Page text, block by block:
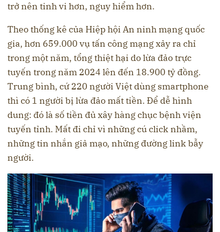
trở nên tinh vi hơn, nguy hiểm hơn.
Theo thống kê của Hiệp hội An ninh mạng quốc
gia, hơn 659.000 vụ tấn công mạng xảy ra chỉ
trong một năm, tổng thiệt hại do lừa đảo trực
tuyến trong năm 2024 lên đến 18.900 tỷ đồng.
Trung bình, cứ 220 người Việt dùng smartphone
thì có 1 người bị lừa đảo mất tiền. Để dễ hình
dung: đó là số tiền đủ xây hàng chục bệnh viện
tuyến tỉnh. Mất đi chỉ vì những cú click nhầm,
những tin nhắn giả mạo, những đường link bẫy
người.